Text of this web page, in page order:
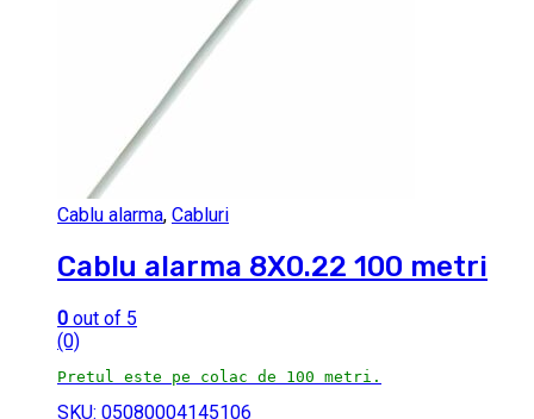
Cablu alarma, Cabluri
Cablu alarma 8X0.22 100 metri
0 out of 5
(0)
Pretul este pe colac de 100 metri.
SKU: 05080004145106